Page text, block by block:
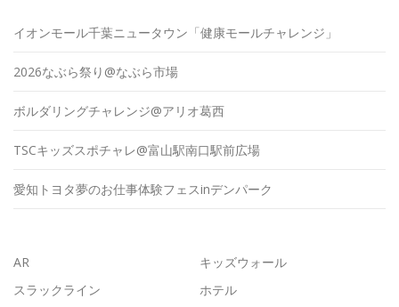
イオンモール千葉ニュータウン「健康モールチャレンジ」
2026なぶら祭り@なぶら市場
ボルダリングチャレンジ@アリオ葛西
TSCキッズスポチャレ@富山駅南口駅前広場
愛知トヨタ夢のお仕事体験フェスinデンパーク
AR
キッズウォール
スラックライン
ホテル